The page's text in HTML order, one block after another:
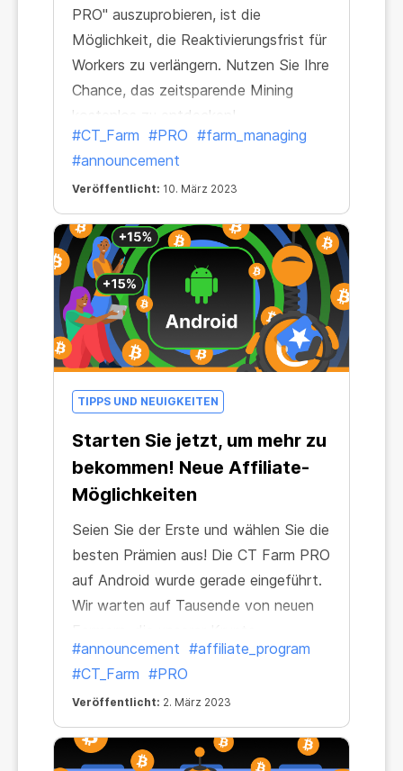
PRO" auszuprobieren, ist die
Möglichkeit, die Reaktivierungsfrist für
Workers zu verlängern. Nutzen Sie Ihre
Chance, das zeitsparende Mining
kostenlos zu entdecken!
#CT_Farm #PRO #farm_managing
#announcement
Veröffentlicht: 10. März 2023
TIPPS UND NEUIGKEITEN
Starten Sie jetzt, um mehr zu
bekommen! Neue Affiliate-
Möglichkeiten
Seien Sie der Erste und wählen Sie die
besten Prämien aus! Die CT Farm PRO
auf Android wurde gerade eingeführt.
Wir warten auf Tausende von neuen
Community beitreten, und möchten,
dass Sie sie anleiten. Im Gegenzug
erhalten Sie wie üblich einen -Bonus in
Höhe von 15 % des Einkommens Ihrer
Empfehlungen!
#announcement #affiliate_program
#CT_Farm #PRO
Veröffentlicht: 2. März 2023